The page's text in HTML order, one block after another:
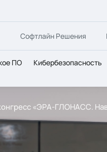
Софтлайн Решения
ПО Кибербезопасность
«ЭРА-ГЛОНАСС.